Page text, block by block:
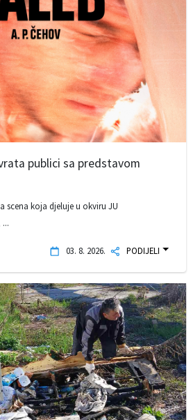
publici sa predstavom
scena koja djeluje u okviru JU
03. 8. 2026. PODIJELI